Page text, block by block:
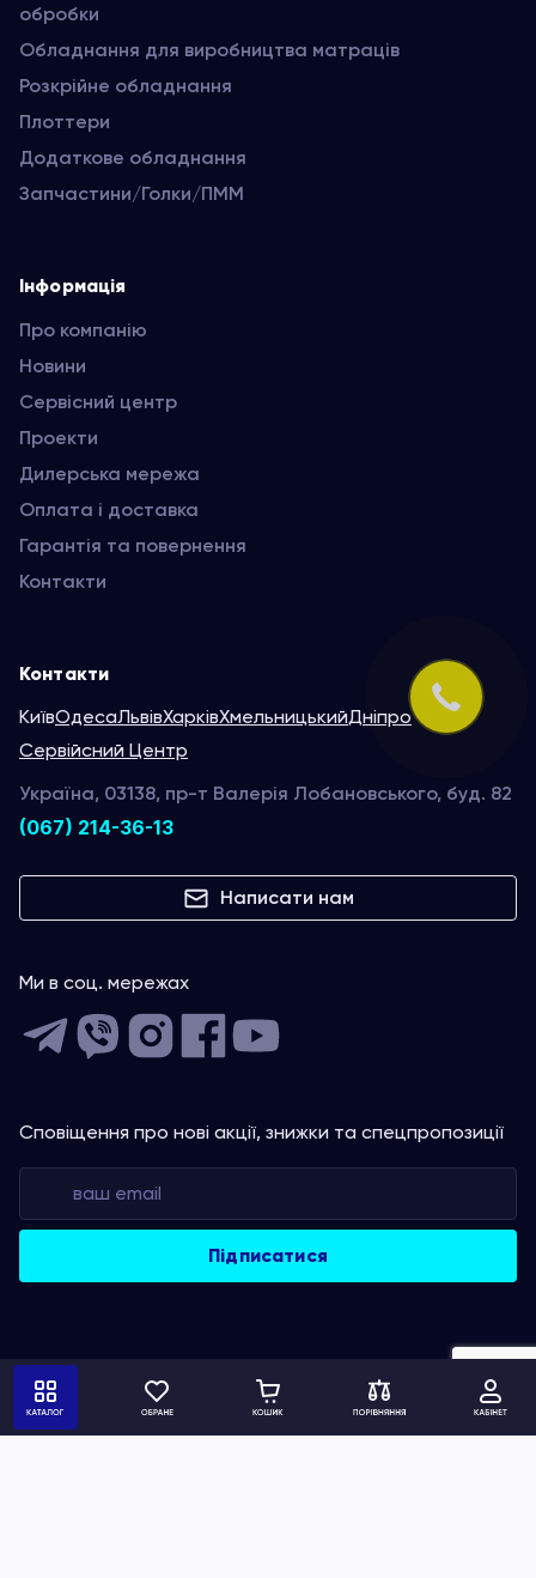
обробки
Обладнання для виробництва матраців
Розкрійне обладнання
Плоттери
Додаткове обладнання
Запчастини/Голки/ПММ
Інформація
Про компанію
Новини
Сервісний центр
Проекти
Дилерська мережа
Оплата і доставка
Гарантія та повернення
Контакти
Контакти
КиївОдесаЛьвівХарківХмельницькийДніпро
Сервійсний Центр
Україна, 03138, пр-т Валерія Лобановського, буд. 82
(067) 214-36-13
Написати нам
Ми в соц. мережах
Сповіщення про нові акції, знижки та спецпропозиції